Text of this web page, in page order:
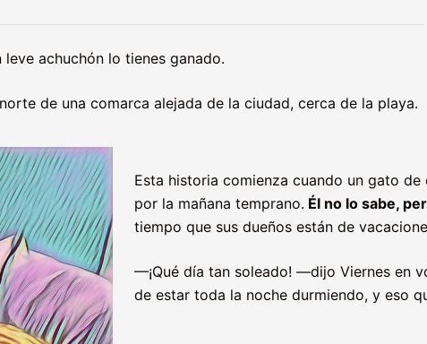
achuchón lo tienes ganado.
de una comarca alejada de la ciudad, cerca de la playa.
Esta historia comienza cuando un gato de
por la mañana temprano. Él no lo sabe,
tiempo que sus dueños están de
—¡Qué día tan soleado! —dijo Viernes en
de estar toda la noche durmiendo, y eso